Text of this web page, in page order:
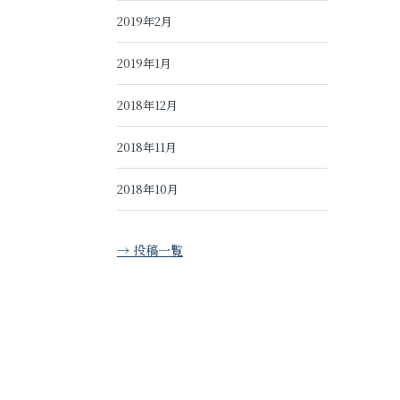
2019年2月
2019年1月
2018年12月
2018年11月
2018年10月
→ 投稿一覧